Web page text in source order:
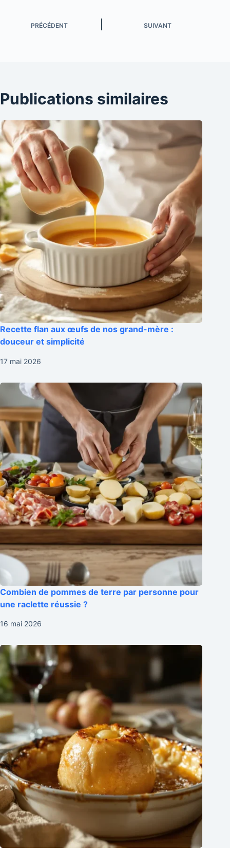
PRÉCÉDENT SUIVANT
Publications similaires
Recette flan aux œufs de nos grand-mère :
douceur et simplicité
17 mai 2026
Combien de pommes de terre par personne pour
une raclette réussie ?
16 mai 2026